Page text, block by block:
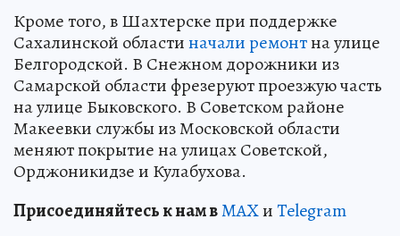
Кроме того, в Шахтерске при поддержке
Сахалинской областиначали ремонтна улице
Белгородской. В Снежном дорожники из
Самарской области фрезеруют проезжую часть
на улице Быковского. В Советском районе
Макеевки службы из Московской области
меняют покрытие на улицах Советской,
Орджоникидзе и Кулабухова.
Присоединяйтесь к нам вMAXиTelegram